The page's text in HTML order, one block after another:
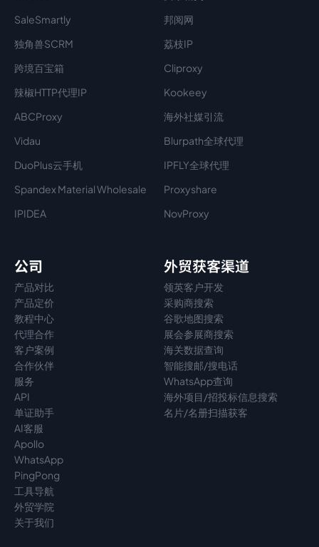
SaleSmartly
邦阅网
独角兽SCRM
荔枝IP
跨境百宝箱
Cliproxy
辣椒HTTP代理IP
Kookeey
ABCProxy
海外社媒引流
Vidau
Blurpath全球代理
DuoPlus云手机
IPFLY全球代理
Spandex Material Wholesale​
Proxyshare
IPIDEA
NovProxy
公司
产品对比
产品定价
教程中心
代理合作
客户案例
合作伙伴
服务
API
单证助手
AI客服
Apollo
WhatsApp
PingPong
工具导航
外贸学院
关于我们
外贸获客渠道
领英客户开发
采购商搜索
谷歌地图搜索
展会参展商搜索
海关数据查询
智能搜邮/搜电话
WhatsApp查询
海外项目/招投标信息搜索
名片/名册扫描获客